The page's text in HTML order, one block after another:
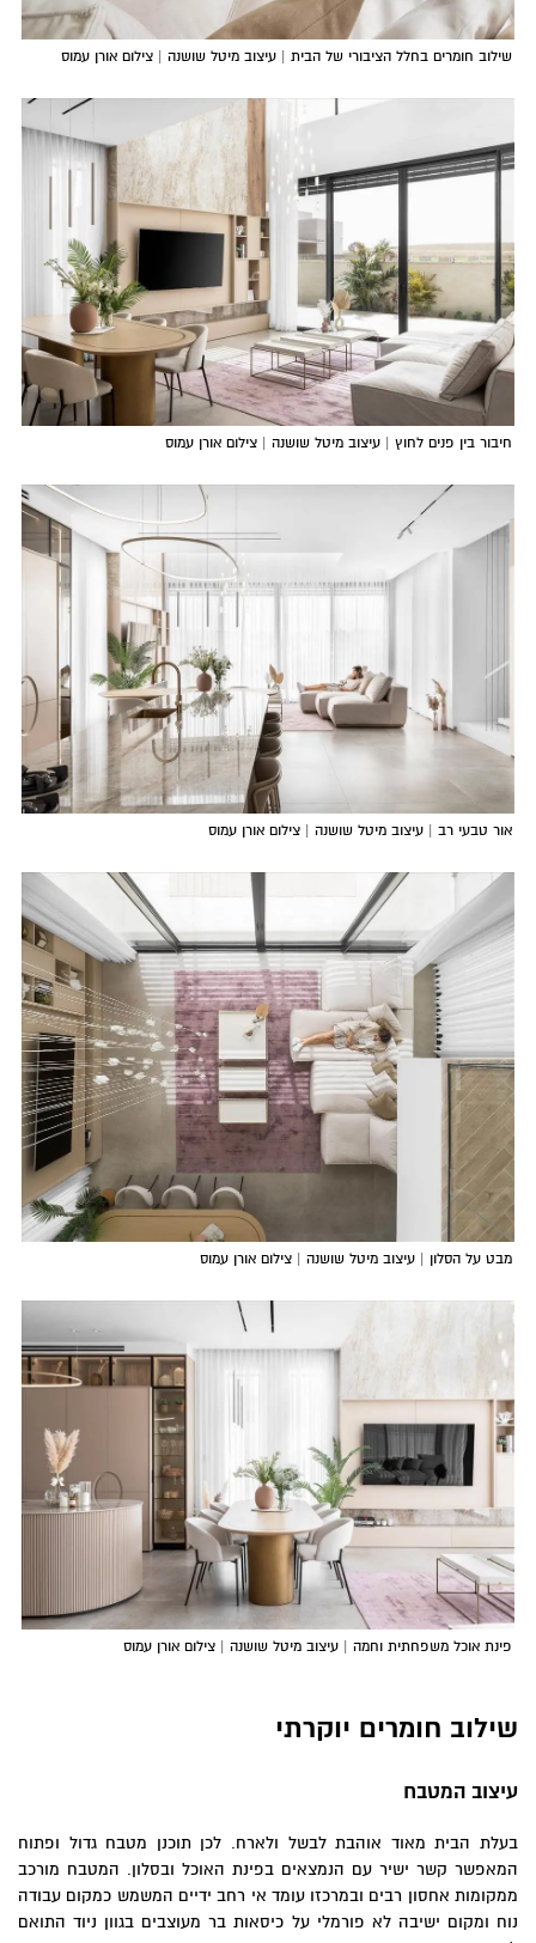
שילוב חומרים בחלל הציבורי של הבית | עיצוב מיטל שושנה | צילום אורן עמוס
חיבור בין פנים לחוץ | עיצוב מיטל שושנה | צילום אורן עמוס
אור טבעי רב | עיצוב מיטל שושנה | צילום אורן עמוס
מבט על הסלון | עיצוב מיטל שושנה | צילום אורן עמוס
פינת אוכל משפחתית וחמה | עיצוב מיטל שושנה | צילום אורן עמוס
שילוב חומרים יוקרתי
עיצוב המטבח
בעלת הבית מאוד אוהבת לבשל ולארח. לכן תוכנן מטבח גדול ופתוח
המאפשר קשר ישיר עם הנמצאים בפינת האוכל ובסלון. המטבח מורכב
ממקומות אחסון רבים ובמרכזו עומד אי רחב ידיים המשמש כמקום עבודה
נוח ומקום ישיבה לא פורמלי על כיסאות בר מעוצבים בגוון ניוד התואם